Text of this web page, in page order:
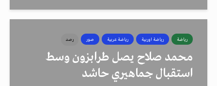
رياضة رياضة اوربية رياضة عربية صور رصد
محمد صلاح يصل طرابزون وسط
استقبال جماهيري حاشد